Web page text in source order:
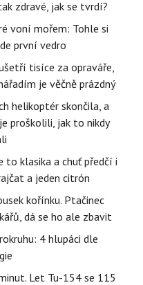
zdravé, jak se tvrdí?
voní mořem: Tohle si
první vedro
tisíce za opraváře,
je věčně prázdný
helikoptér skončila, a
proškolili, jak to nikdy
to klasika a chuť předčí i
a jeden citrón
kořínku. Ptačinec
dá se ho ale zbavit
4 hlupáci dle
Let Tu-154 se 115